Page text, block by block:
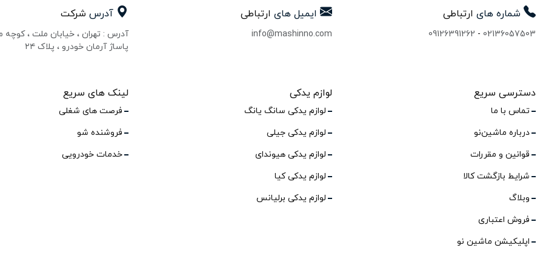
شماره های ارتباطی
02136057503
-
09126391262
ایمیل های ارتباطی
info@mashinno.com
آدرس شرکت
آدرس : تهران ، خیابان ملت ، کوچه
پاساژ آرمان خودرو ، پلاک ۲۴
دسترسی سریع
تماس با ما
درباره ماشین‌نو
قوانین و مقررات
شرایط بازگشت کالا
وبلاگ
فروش اعتباری
اپلیکیشن ماشین نو
لوازم یدکی
لوازم یدکی سانگ یانگ
لوازم یدکی جیلی
لوازم یدکی هیوندای
لوازم یدکی کیا
لوازم یدکی برلیانس
لینک های سریع
فرصت های شغلی
فروشنده شو
خدمات خودرویی